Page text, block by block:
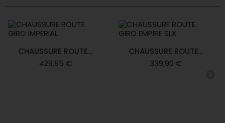
CHAUSSURE ROUTE...
429,95 €
CHAUSSURE ROUTE...
339,90 €